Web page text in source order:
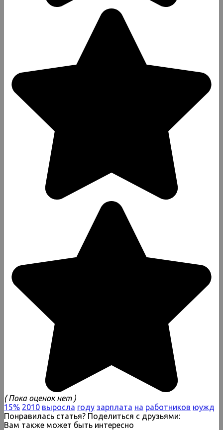
( Пока оценок нет )
15% 2010 выросла году зарплата на работников юужд
Понравилась статья? Поделиться с друзьями:
Вам также может быть интересно